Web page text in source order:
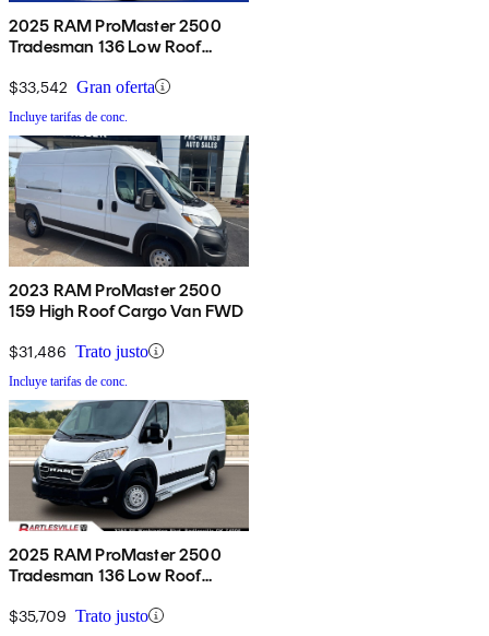
2025 RAM ProMaster 2500
Tradesman 136 Low Roof
$33,542 Gran oferta
Incluye tarifas de conc.
2023 RAM ProMaster 2500
159 High Roof Cargo Van FWD
$31,486 Trato justo
Incluye tarifas de conc.
2025 RAM ProMaster 2500
Tradesman 136 Low Roof
$35,709 Trato justo